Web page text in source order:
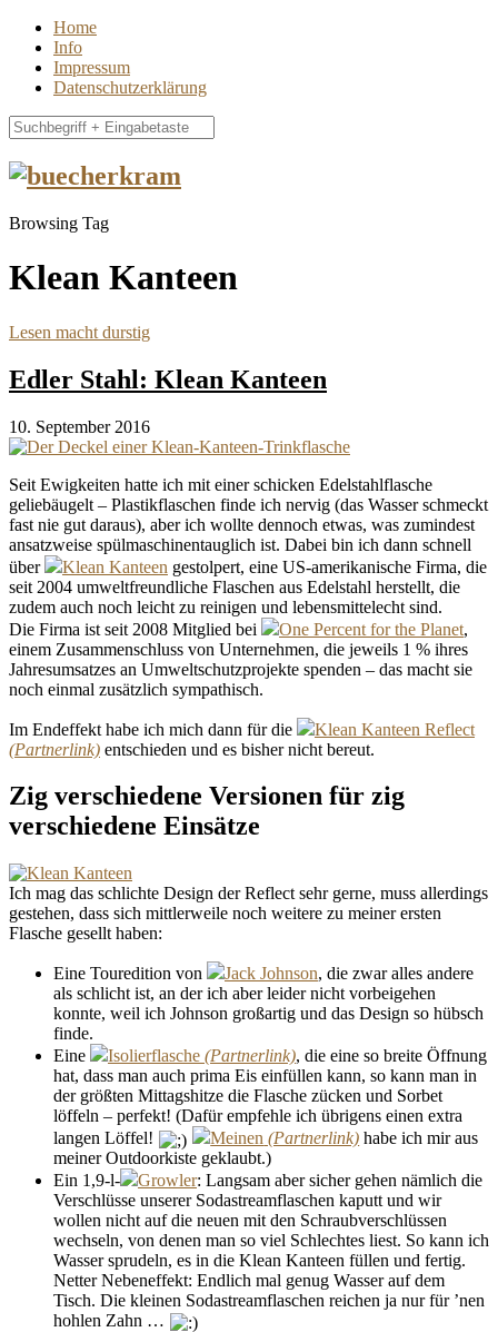
Home
Info
Impressum
Datenschutzerklärung
Browsing Tag
Klean Kanteen
Lesen macht durstig
Edler Stahl: Klean Kanteen
10. September 2016
Seit Ewigkeiten hatte ich mit einer schicken Edelstahlflasche
geliebäugelt – Plastikflaschen finde ich nervig (das Wasser schmeckt
fast nie gut daraus), aber ich wollte dennoch etwas, was zumindest
ansatzweise spülmaschinentauglich ist. Dabei bin ich dann schnell
über
Klean Kanteen gestolpert, eine US-amerikanische Firma, die
seit 2004 umweltfreundliche Flaschen aus Edelstahl herstellt, die
zudem auch noch leicht zu reinigen und lebensmittelecht sind.
Die Firma ist seit 2008 Mitglied bei
One Percent for the Planet,
einem Zusammenschluss von Unternehmen, die jeweils 1 % ihres
Jahresumsatzes an Umweltschutzprojekte spenden – das macht sie
noch einmal zusätzlich sympathisch.
Im Endeffekt habe ich mich dann für die
Klean Kanteen Reflect
entschieden und es bisher nicht bereut.
Zig verschiedene Versionen für zig
verschiedene Einsätze
Ich mag das schlichte Design der Reflect sehr gerne, muss allerdings
gestehen, dass sich mittlerweile noch weitere zu meiner ersten
Flasche gesellt haben:
Eine Touredition von Jack Johnson, die zwar alles andere
als schlicht ist, an der ich aber leider nicht vorbeigehen
konnte, weil ich Johnson großartig und das Design so hübsch
finde.
Eine
Isolierflasche
, die eine so breite Öffnung
hat, dass man auch prima Eis einfüllen kann, so kann man in
der größten Mittagshitze die Flasche zücken und Sorbet
löffeln – perfekt! (Dafür empfehle ich übrigens einen extra
langen Löffel!
Meinen
habe ich mir aus
meiner Outdoorkiste geklaubt.)
Ein 1,9-l-
Growler: Langsam aber sicher gehen nämlich die
Verschlüsse unserer Sodastreamflaschen kaputt und wir
wollen nicht auf die neuen mit den Schraubverschlüssen
wechseln, von denen man so viel Schlechtes liest. So kann ich
Wasser sprudeln, es in die Klean Kanteen füllen und fertig.
Netter Nebeneffekt: Endlich mal genug Wasser auf dem
Tisch. Die kleinen Sodastreamflaschen reichen ja nur für ’nen
hohlen Zahn …